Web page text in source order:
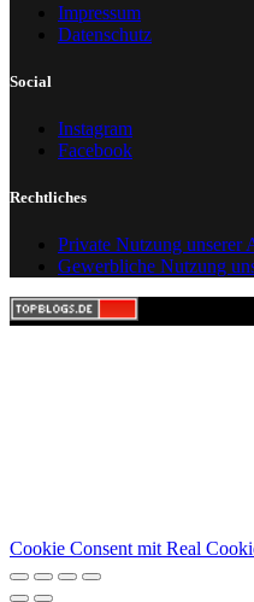
Impressum
Datenschutz
Social
Instagram
Facebook
Rechtliches
Private Nutzung unserer
Gewerbliche Nutzung
Cookie Consent mit Real